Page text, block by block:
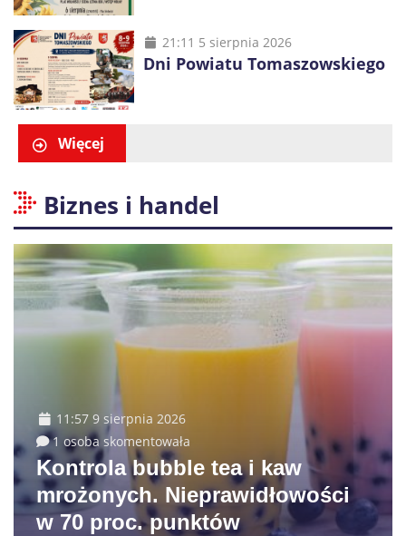
21:11 5 sierpnia 2026
Dni Powiatu Tomaszowskiego
Więcej
Biznes i handel
11:57 9 sierpnia 2026
1 osoba skomentowała
Kontrola bubble tea i kaw
mrożonych. Nieprawidłowości
w 70 proc. punktów